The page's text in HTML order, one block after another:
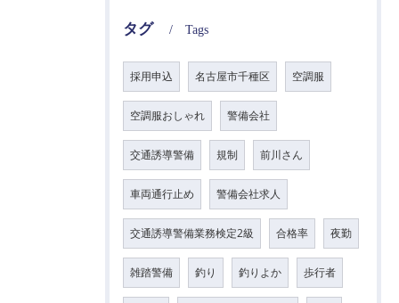
タグ Tags
採用申込 名古屋市千種区 空調服
空調服おしゃれ 警備会社
交通誘導警備 規制 前川さん
車両通行止め 警備会社求人
交通誘導警備業務検定2級 合格率 夜勤
雑踏警備 釣り 釣りよか 歩行者